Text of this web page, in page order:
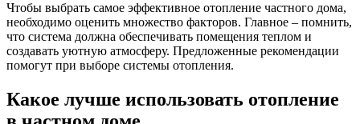
Чтобы выбрать самое эффективное отопление частного дома,
необходимо оценить множество факторов. Главное – помнить,
что система должна обеспечивать помещения теплом и
создавать уютную атмосферу. Предложенные рекомендации
помогут при выборе системы отопления.
Какое лучше использовать отопление